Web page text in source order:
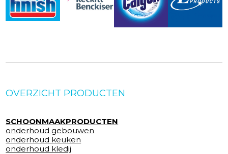
OVERZICHT PRODUCTEN
SCHOONMAAKPRODUCTEN
onderhoud gebouwen
onderhoud keuken
onderhoud kledij